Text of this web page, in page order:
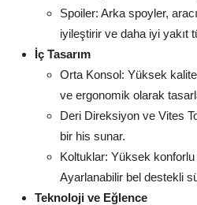
Spoiler: Arka spoyler,
iyileştirir ve daha iyi yakıt
İç Tasarım
Orta Konsol: Yüksek
ve ergonomik olarak
Deri Direksiyon ve Vites
bir his sunar.
Koltuklar: Yüksek
Ayarlanabilir bel destekli
Teknoloji ve Eğlence